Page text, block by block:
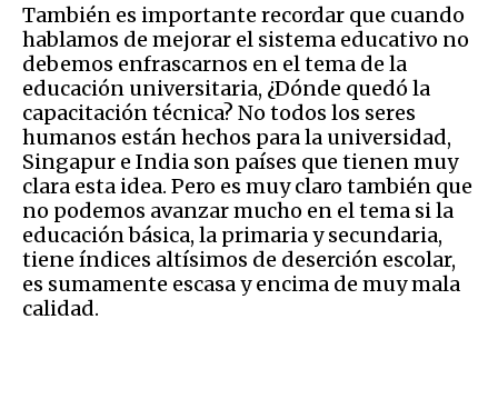
También es importante recordar que cuando
hablamos de mejorar el sistema educativo no
debemos enfrascarnos en el tema de la
educación universitaria, ¿Dónde quedó la
capacitación técnica? No todos los seres
humanos están hechos para la universidad,
Singapur e India son países que tienen muy
clara esta idea. Pero es muy claro también que
no podemos avanzar mucho en el tema si la
educación básica, la primaria y secundaria,
tiene índices altísimos de deserción escolar,
es sumamente escasa y encima de muy mala
calidad.